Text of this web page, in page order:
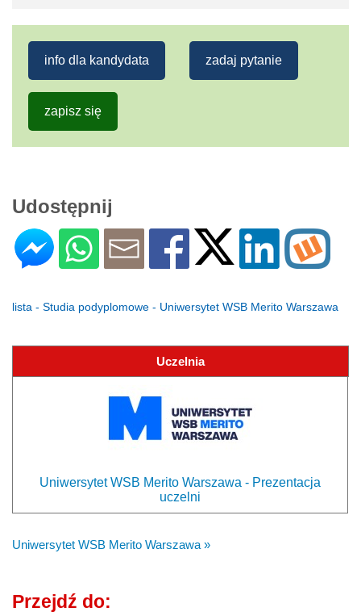
info dla kandydata zadaj pytanie
zapisz się
Udostępnij
lista - Studia podyplomowe - Uniwersytet WSB Merito Warszawa
Uczelnia
Uniwersytet WSB Merito Warszawa - Prezentacja
uczelni
Uniwersytet WSB Merito Warszawa »
Przejdź do: